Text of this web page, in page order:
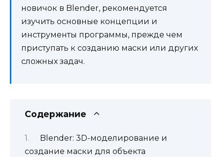
новичок в Blender, рекомендуется
изучить основные концепции и
инструменты программы, прежде чем
приступать к созданию маски или других
сложных задач.
Содержание
Blender: 3D-моделирование и
создание маски для объекта